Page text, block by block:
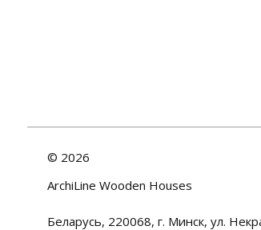
© 2026
ArchiLine Wooden Houses
Беларусь, 220068, г. Минск, ул.